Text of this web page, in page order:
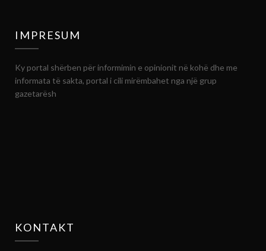
IMPRESUM
Ky portal shërben për informimin e opinionit në kohë dhe me
informata të sakta, portal i cili mirëmbahet nga një grup
gazetarësh
KONTAKT